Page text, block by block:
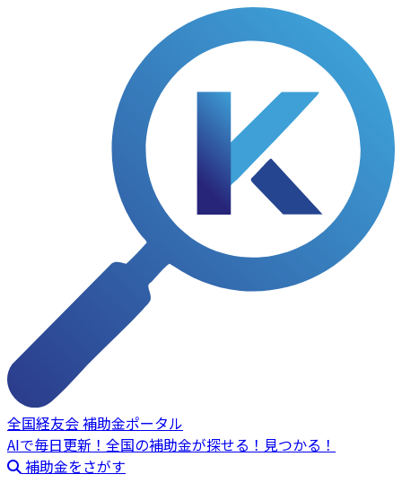
全国経友会 補助金ポータル
AIで毎日更新！全国の補助金が探せる！見つかる！
補助金をさがす